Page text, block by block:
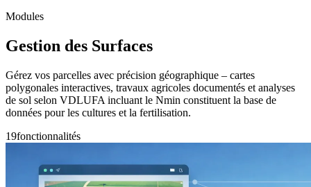
Modules
Gestion des Surfaces
Gérez vos parcelles avec précision géographique – cartes
polygonales interactives, travaux agricoles documentés et analyses
de sol selon VDLUFA incluant le Nmin constituent la base de
données pour les cultures et la fertilisation.
19fonctionnalités